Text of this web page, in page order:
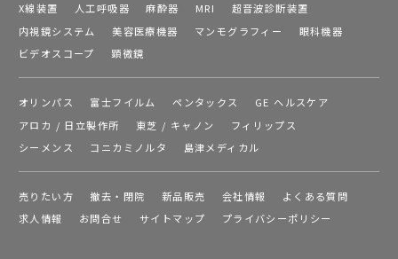
X線装置 人工呼吸器 麻酔器 MRI
超音波診断装置
内視鏡システム
美容医療機器 マンモグラフィー
眼科機器
ビデオスコープ
顕微鏡
オリンパス 富士フイルム ペンタックス
GE ヘルスケア
アロカ / 日立製作所
東芝 / キャノン
フィリップス
シーメンス
コニカミノルタ 島津メディカル
売りたい方 撤去・閉院 新品販売 会社情報
よくある質問
求人情報
お問合せ サイトマップ プライバシーポリシー